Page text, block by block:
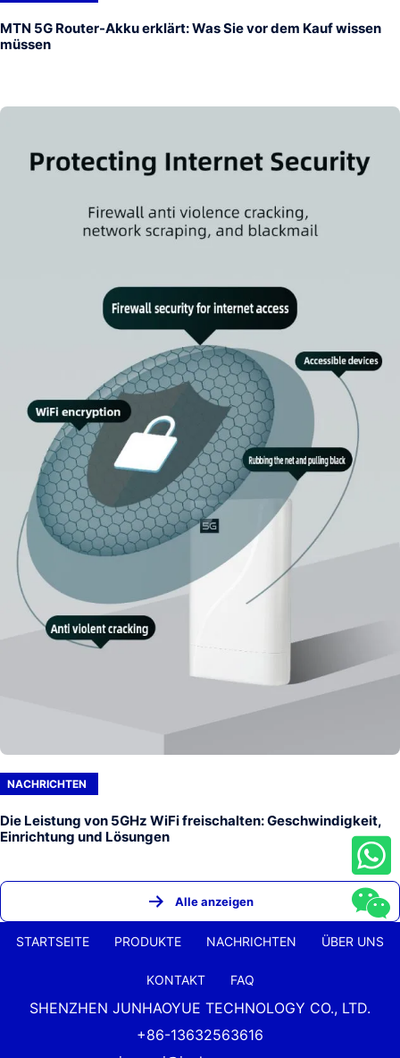
MTN 5G Router-Akku erklärt: Was Sie vor dem Kauf wissen
müssen
NACHRICHTEN
Die Leistung von 5GHz WiFi freischalten: Geschwindigkeit,
Einrichtung und Lösungen
Alle anzeigen
STARTSEITE PRODUKTE NACHRICHTEN ÜBER UNS
KONTAKT FAQ
SHENZHEN JUNHAOYUE TECHNOLOGY CO., LTD.
+86-13632563616